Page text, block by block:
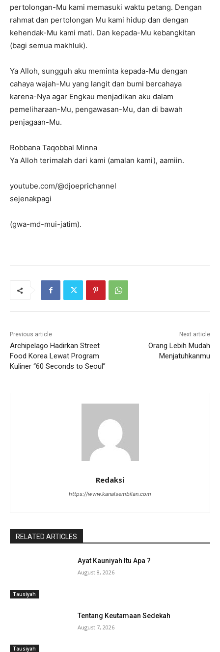
pertolongan-Mu kami memasuki waktu petang. Dengan
rahmat dan pertolongan Mu kami hidup dan dengan
kehendak-Mu kami mati. Dan kepada-Mu kebangkitan
(bagi semua makhluk).
Ya Alloh, sungguh aku meminta kepada-Mu dengan
cahaya wajah-Mu yang langit dan bumi bercahaya
karena-Nya agar Engkau menjadikan aku dalam
pemeliharaan-Mu, pengawasan-Mu, dan di bawah
penjagaan-Mu.
Robbana Taqobbal Minna
Ya Alloh terimalah dari kami (amalan kami), aamiin.
youtube.com/@djoeprichannel
sejenakpagi
(gwa-md-mui-jatim).
Previous article
Archipelago Hadirkan Street
Food Korea Lewat Program
Kuliner “60 Seconds to Seoul”
Next article
Orang Lebih Mudah
Menjatuhkanmu
Redaksi
https://www.kanalsembilan.com
RELATED ARTICLES
Tausiyah
Ayat Kauniyah Itu Apa ?
August 8, 2026
Tausiyah
Tentang Keutamaan Sedekah
August 7, 2026